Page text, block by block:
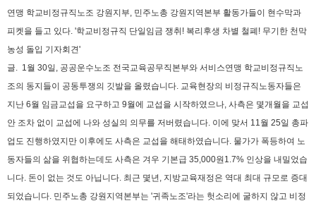
연맹 학교비정규직노조 강원지부, 민주노총 강원지역본부 활동가들이 현수막과
피켓을 들고 있다. '학교비정규직 단일임금 쟁취! 복리후생 차별 철폐! 무기한 천막
농성 돌입 기자회견'
글. 1월 30일, 공공운수노조 전국교육공무직본부와 서비스연맹 학교비정규직노
조의 동지들이 공동투쟁의 깃발을 올렸습니다. 교육현장의 비정규직노동자들은
지난 6월 임금교섭을 요구하고 9월에 교섭을 시작하였으나, 사측은 몇개월을 교섭
안 조차 없이 교섭에 나와 성실의 의무를 저버렸습니다. 이에 맞서 11월 25일 총파
업도 진행하였지만 이후에도 사측은 교섭을 해태하였습니다. 물가가 폭등하여 노
동자들의 삶을 위협하는데도 사측은 겨우 기본급 35,000원1.7% 인상을 내밀었습
니다. 돈이 없는 것도 아닙니다. 최근 몇년, 지방교육재정은 역대 최대 규모로 증대
되었습니다. 민주노총 강원지역본부는 '귀족노조'라는 헛소리에 굴하지 않고 비정